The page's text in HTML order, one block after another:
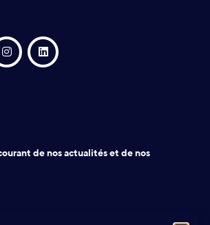
de nos actualités et de nos